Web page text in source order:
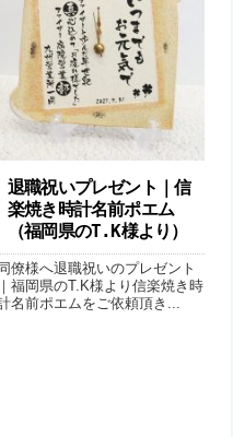
退職祝いプレゼント｜信
楽焼き時計名前ポエム
（福岡県のT.K様より）
同僚様へ退職祝いのプレゼント
｜福岡県のT.K様より信楽焼き時
名前ポエムをご依頼頂き...